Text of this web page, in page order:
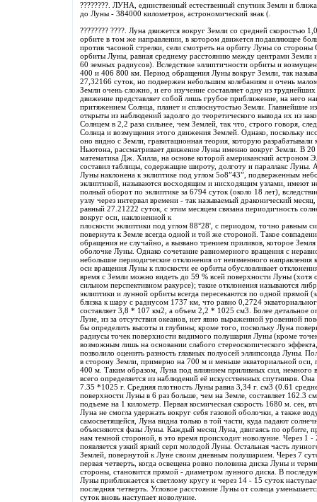
????????. ЛУНА, единственный естественный спутник Земли и
до Луны - 384000 километров, астрономический знак (.
???????? ????. Луна движется вокруг Земли со средней скоростью
орбите в том же направлении, в котором движется подавляющее
против часовой стрелки, сели смотреть на орбиту Луны со
орбиты Луны, равная среднему расстоянию между центрами Земли
60 земных радиусов). Вследствие эллиптичности орбиты и
400 и 406 800 км. Период обращения Луны вокруг Земли, так
27,32166 суток, но подвержен небольшим колебаниям и очень
Земли очень сложно, и его изучение составляет одну из
движение представляет собой лишь грубое приближение, на него
притяжением Солнца, планет и сплюснутостью Земли. Главнейшие
открыты из наблюдений задолго до теоретического вывода их из
Солнцем в 2,2 раза сильнее, чем Землей, так что, строго говоря,
Солнца и возмущения этого движения Землей. Однако, поскольку
оно видно с Земли, гравитационная теория, которую
Ньютона, рассматривает движение Луны именно вокруг Земли. В 20
математика Дж. Хилла, на основе которой американский астроном
составил таблицы, содержащие широту, долготу и параллакс
Луны наклонена к эклиптике под углом 5о8”43”, подверженным
эклиптикой, называются восходящим и нисходящим узлами, имеют
полный оборот по эклиптике за 6794 суток (около 18 лет),
узлу через интервал времени - так называемый драконический
равный 27.21222 суток, с этим месяцем связана периодичность
вокруг оси, наклоненной к
плоскости эклиптики под углом 88°28', с периодом, точно равным
повернута к Земле всегда одной и той же стороной. Такое
обращения не случайно, а вызвано трением приливов, которое
оболочке Луны. Однако сочетание равномерного вращения с
небольшие периодические отклонения от неизменного
оси вращения Луны к плоскости ее орбиты обусловливает
время с Земли можно видеть до 59 % всей поверхности Луны (хотя
сильном перспективном ракурсе); такие отклонения называются
эклиптики и лунной орбиты всегда пересекаются по одной прямой
близка к шару с радиусом 1737 км, что равно 0,2724
составляет 3,8 * 107 км2, а объем 2,2 * 1025 см3. Более детальное
Луне, из за отсутствия океанов, нет явно выраженной уровенной
бы определить высоты и глубины; кроме того, поскольку Луна
радиусы точек поверхности видимого полушария Луны (кроме
возможным лишь на основании слабого стереоскопического
позволило оценить разность главных полуосей эллипсоида Луны.
в сторону Земли, примерно на 700 м и меньше экваториальной
400 м. Таким образом, Луна под влиянием приливных сил, немного
всего определяется из наблюдений её искусственных спутников.
7.35 *1025 г. Средняя плотность Луны равна 3,34 г. см3 (0.61
поверхности Луны в 6 раз больше, чем на Земле, составляет 162.3
подъеме на 1 километр. Первая космическая скорость 1680 м. сек,
Луна не смогла удержать вокруг себя газовой оболочки, а также
самосветящейся, Луна видна только в той части, куда падают
объясняются фазы Луны. Каждый месяц Луна, двигаясь по орбите,
нам темной стороной, в это время происходит новолуние. Через 1 -
появляется узкий яркий серп молодой Луны. Остальная часть
Землей, повернутой к Луне своим дневным полушарием. Через 7
первая четверть, когда освещена ровно половина диска Луны и
стороны, становится прямой - диаметром лунного диска. В
Луны приближается к светлому кругу и через 14 - 15 суток
последняя четверть. Угловое расстояние Луны от солнца
суток вновь наступает новолуние.